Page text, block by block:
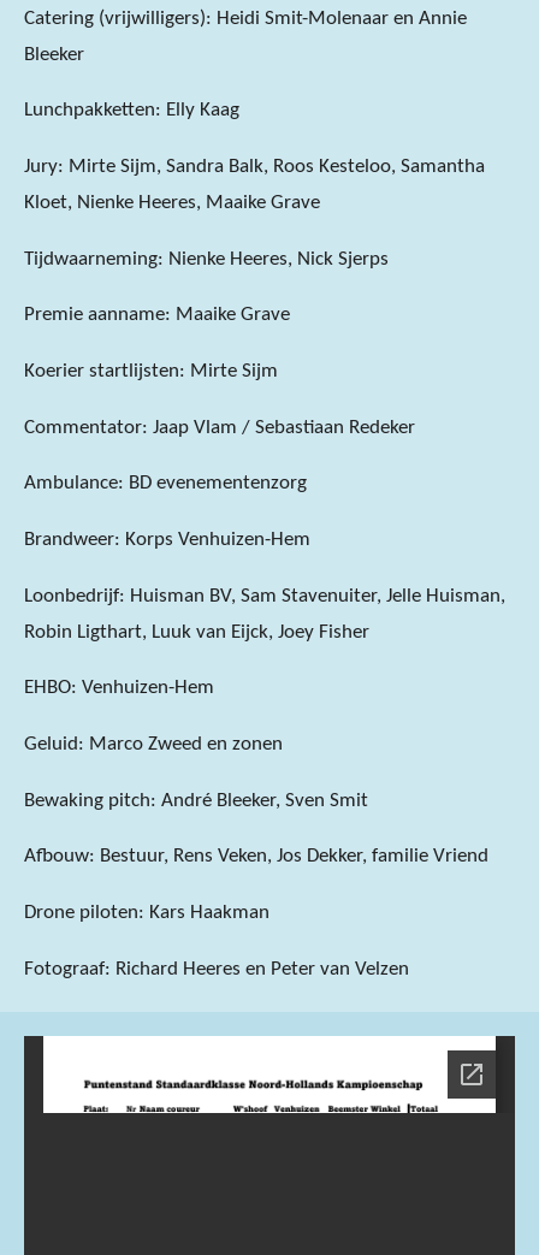
Catering (vrijwilligers): Heidi Smit-Molenaar en Annie
Bleeker
Lunchpakketten: Elly Kaag
Jury: Mirte Sijm, Sandra Balk, Roos Kesteloo, Samantha
Kloet, Nienke Heeres, Maaike Grave
Tijdwaarneming: Nienke Heeres, Nick Sjerps
Premie aanname: Maaike Grave
Koerier startlijsten: Mirte Sijm
Commentator: Jaap Vlam / Sebastiaan Redeker
Ambulance: BD evenementenzorg
Brandweer: Korps Venhuizen-Hem
Loonbedrijf: Huisman BV, Sam Stavenuiter, Jelle Huisman,
Robin Ligthart, Luuk van Eijck, Joey Fisher
EHBO: Venhuizen-Hem
Geluid: Marco Zweed en zonen
Bewaking pitch: André Bleeker, Sven Smit
Afbouw: Bestuur, Rens Veken, Jos Dekker, familie Vriend
Drone piloten: Kars Haakman
Fotograaf: Richard Heeres en Peter van Velzen